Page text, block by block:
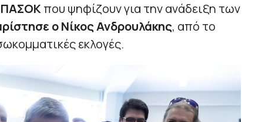
ΠΑΣΟΚπου ψηφίζουν για την ανάδειξη των
ο Νίκος Ανδρουλάκης, από το
εκλογές.